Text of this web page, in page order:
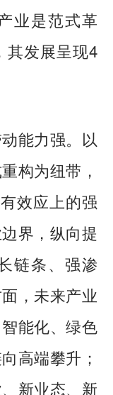
业是范式革
其发展呈现4
能力强。以
构为纽带，
效应上的强
界，纵向提
链条、强渗
，未来产业
能化、绿色
高端攀升；
新业态、新